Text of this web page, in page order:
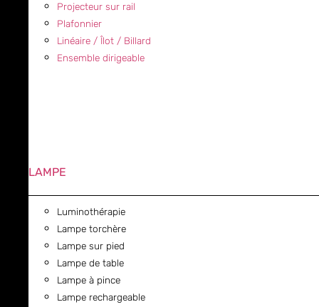
Projecteur sur rail
Plafonnier
Linéaire / Îlot / Billard
Ensemble dirigeable
LAMPE
Luminothérapie
Lampe torchère
Lampe sur pied
Lampe de table
Lampe à pince
Lampe rechargeable